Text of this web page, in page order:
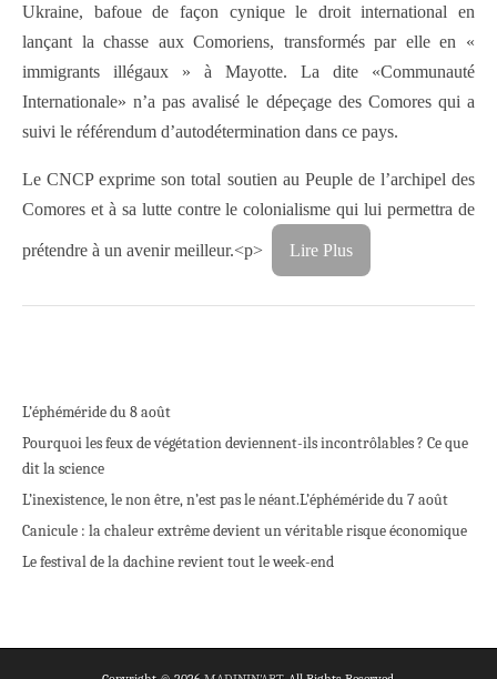
Ukraine, bafoue de façon cynique le droit international en
lançant la chasse aux Comoriens, transformés par elle en «
immigrants illégaux » à Mayotte. La dite «Communauté
Internationale» n’a pas avalisé le dépeçage des Comores qui a
suivi le référendum d’autodétermination dans ce pays.
Le CNCP exprime son total soutien au Peuple de l’archipel des
Comores et à sa lutte contre le colonialisme qui lui permettra de
prétendre à un avenir meilleur.<p> Lire Plus
L’éphéméride du 8 août
Pourquoi les feux de végétation deviennent-ils incontrôlables ? Ce que
dit la science
L’inexistence, le non être, n’est pas le néant.L’éphéméride du 7 août
Canicule : la chaleur extrême devient un véritable risque économique
Le festival de la dachine revient tout le week-end